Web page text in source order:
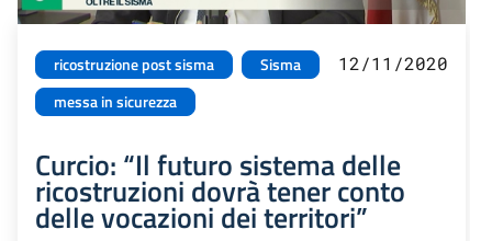
ricostruzione post sisma
Sisma
messa in sicurezza
12/11/2020
Curcio: “Il futuro sistema delle
ricostruzioni dovrà tener conto
delle vocazioni dei territori”